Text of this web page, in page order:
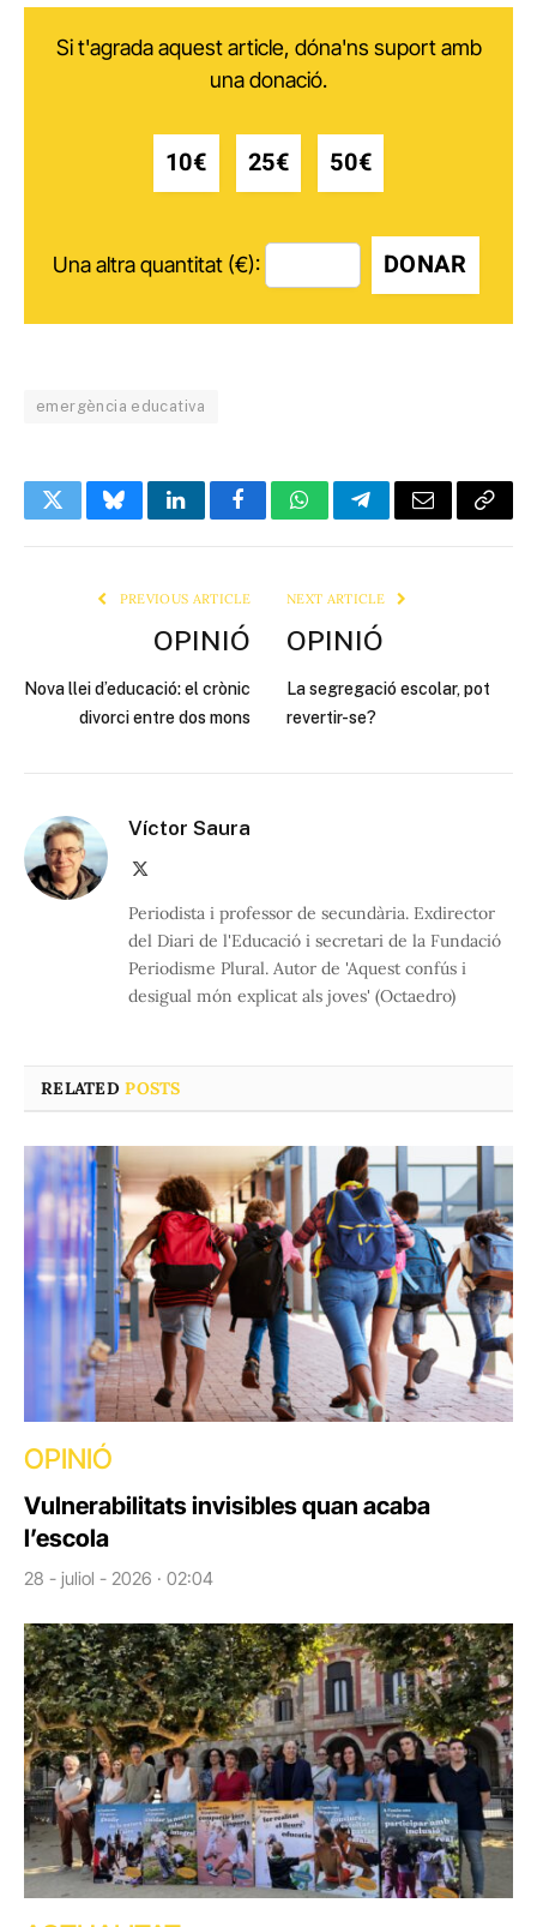
Si t'agrada aquest article, dóna'ns suport amb
una donació.
10€ 25€ 50€
Una altra quantitat (€): DONAR
emergència educativa
TwitterBlueskyLinkedInFacebookWhatsAppTelegramEmail Copy
PREVIOUS ARTICLE
OPINIÓ
Nova llei d’educació: el crònic
divorci entre dos mons
NEXT ARTICLE
OPINIÓ
La segregació escolar, pot
revertir-se?
Víctor Saura
Periodista i professor de secundària. Exdirector
del Diari de l'Educació i secretari de la Fundació
Periodisme Plural. Autor de 'Aquest confús i
desigual món explicat als joves' (Octaedro)
RELATEDPOSTS
OPINIÓ
Vulnerabilitats invisibles quan acaba
l’escola
28 - juliol - 2026 · 02:04